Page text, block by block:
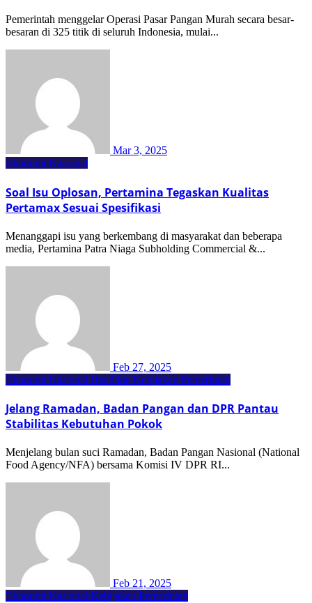
Pemerintah menggelar Operasi Pasar Pangan Murah secara besar-
besaran di 325 titik di seluruh Indonesia, mulai...
Mar 3, 2025
Ekonomi Nasional
Soal Isu Oplosan, Pertamina Tegaskan Kualitas
Pertamax Sesuai Spesifikasi
Menanggapi isu yang berkembang di masyarakat dan beberapa
media, Pertamina Patra Niaga Subholding Commercial &...
Feb 27, 2025
Ekonomi Nasional Headline Kebijakan Pemerintah
Jelang Ramadan, Badan Pangan dan DPR Pantau
Stabilitas Kebutuhan Pokok
Menjelang bulan suci Ramadan, Badan Pangan Nasional (National
Food Agency/NFA) bersama Komisi IV DPR RI...
Feb 21, 2025
Ekonomi Nasional Kebijakan Pemerintah